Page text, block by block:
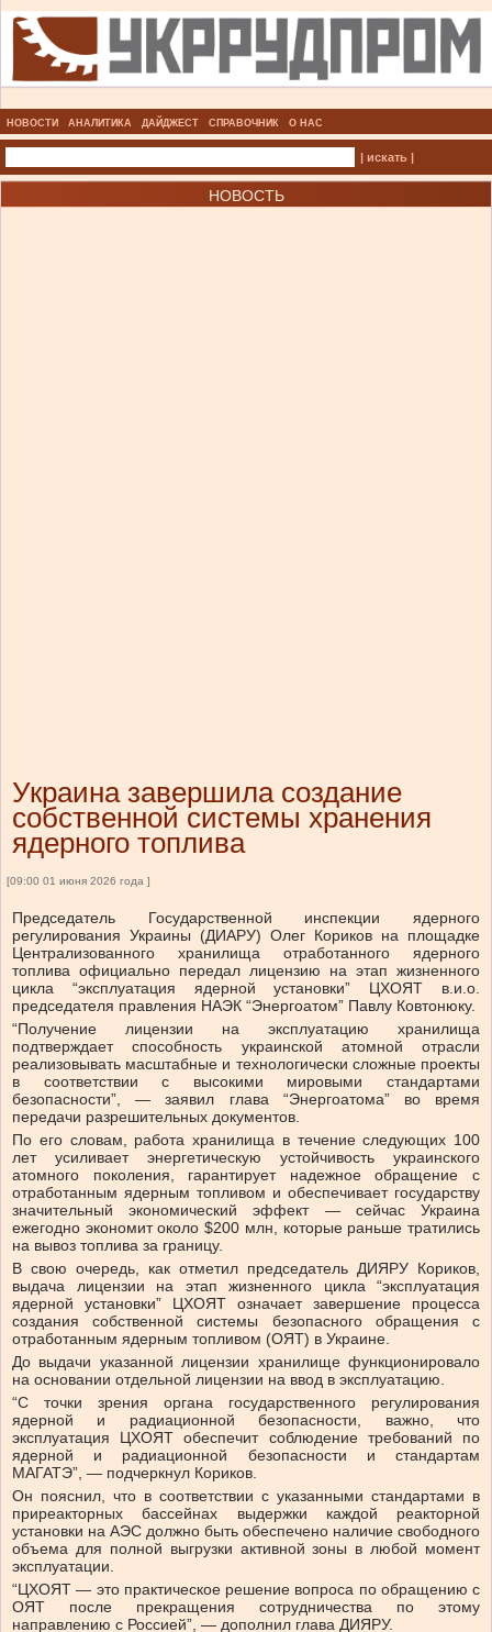
НОВОСТИ АНАЛИТИКА ДАЙДЖЕСТ СПРАВОЧНИК О НАС
| искать |
НОВОСТЬ
Украина завершила создание
собственной системы хранения
ядерного топлива
[09:00 01 июня 2026 года ]
Председатель Государственной инспекции ядерного
регулирования Украины (ДИАРУ) Олег Кориков на площадке
Централизованного хранилища отработанного ядерного
топлива официально передал лицензию на этап жизненного
цикла “эксплуатация ядерной установки” ЦХОЯТ в.и.о.
председателя правления НАЭК “Энергоатом” Павлу Ковтонюку.
“Получение лицензии на эксплуатацию хранилища
подтверждает способность украинской атомной отрасли
реализовывать масштабные и технологически сложные проекты
в соответствии с высокими мировыми стандартами
безопасности”, — заявил глава “Энергоатома” во время
передачи разрешительных документов.
По его словам, работа хранилища в течение следующих 100
лет усиливает энергетическую устойчивость украинского
атомного поколения, гарантирует надежное обращение с
отработанным ядерным топливом и обеспечивает государству
значительный экономический эффект — сейчас Украина
ежегодно экономит около $200 млн, которые раньше тратились
на вывоз топлива за границу.
В свою очередь, как отметил председатель ДИЯРУ Кориков,
выдача лицензии на этап жизненного цикла “эксплуатация
ядерной установки” ЦХОЯТ означает завершение процесса
создания собственной системы безопасного обращения с
отработанным ядерным топливом (ОЯТ) в Украине.
До выдачи указанной лицензии хранилище функционировало
на основании отдельной лицензии на ввод в эксплуатацию.
“С точки зрения органа государственного регулирования
ядерной и радиационной безопасности, важно, что
эксплуатация ЦХОЯТ обеспечит соблюдение требований по
ядерной и радиационной безопасности и стандартам
МАГАТЭ”, — подчеркнул Кориков.
Он пояснил, что в соответствии с указанными стандартами в
приреакторных бассейнах выдержки каждой реакторной
установки на АЭС должно быть обеспечено наличие свободного
объема для полной выгрузки активной зоны в любой момент
эксплуатации.
“ЦХОЯТ — это практическое решение вопроса по обращению с
ОЯТ после прекращения сотрудничества по этому
направлению с Россией”, — дополнил глава ДИЯРУ.